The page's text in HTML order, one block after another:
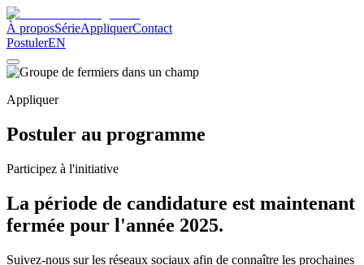
À proposSérieAppliquerContact
PostulerEN
Appliquer
Postuler au programme
Participez à l'initiative
La période de candidature est maintenant
fermée pour l'année 2025.
Suivez-nous sur les réseaux sociaux afin de connaître les prochaines